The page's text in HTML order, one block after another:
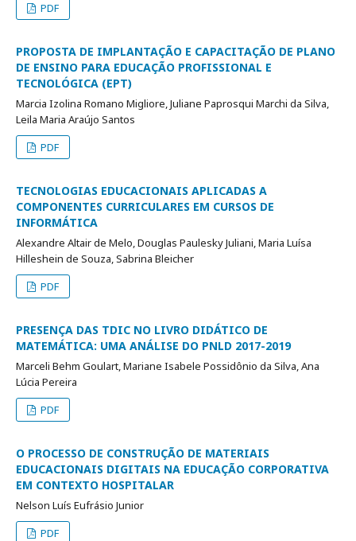
PDF
PROPOSTA DE IMPLANTAÇÃO E CAPACITAÇÃO DE PLANO
DE ENSINO PARA EDUCAÇÃO PROFISSIONAL E
TECNOLÓGICA (EPT)
Marcia Izolina Romano Migliore, Juliane Paprosqui Marchi da Silva,
Leila Maria Araújo Santos
PDF
TECNOLOGIAS EDUCACIONAIS APLICADAS A
COMPONENTES CURRICULARES EM CURSOS DE
INFORMÁTICA
Alexandre Altair de Melo, Douglas Paulesky Juliani, Maria Luísa
Hilleshein de Souza, Sabrina Bleicher
PDF
PRESENÇA DAS TDIC NO LIVRO DIDÁTICO DE
MATEMÁTICA: UMA ANÁLISE DO PNLD 2017-2019
Marceli Behm Goulart, Mariane Isabele Possidônio da Silva, Ana
Lúcia Pereira
PDF
O PROCESSO DE CONSTRUÇÃO DE MATERIAIS
EDUCACIONAIS DIGITAIS NA EDUCAÇÃO CORPORATIVA
EM CONTEXTO HOSPITALAR
Nelson Luís Eufrásio Junior
PDF